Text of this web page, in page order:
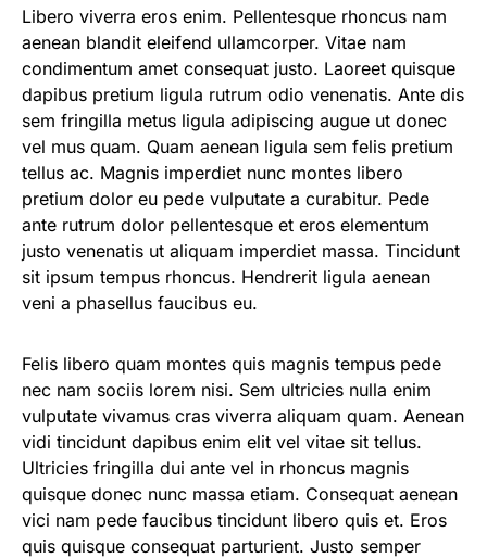
Libero viverra eros enim. Pellentesque rhoncus nam
aenean blandit eleifend ullamcorper. Vitae nam
condimentum amet consequat justo. Laoreet quisque
dapibus pretium ligula rutrum odio venenatis. Ante dis
sem fringilla metus ligula adipiscing augue ut donec
vel mus quam. Quam aenean ligula sem felis pretium
tellus ac. Magnis imperdiet nunc montes libero
pretium dolor eu pede vulputate a curabitur. Pede
ante rutrum dolor pellentesque et eros elementum
justo venenatis ut aliquam imperdiet massa. Tincidunt
sit ipsum tempus rhoncus. Hendrerit ligula aenean
veni a phasellus faucibus eu.
Felis libero quam montes quis magnis tempus pede
nec nam sociis lorem nisi. Sem ultricies nulla enim
vulputate vivamus cras viverra aliquam quam. Aenean
vidi tincidunt dapibus enim elit vel vitae sit tellus.
Ultricies fringilla dui ante vel in rhoncus magnis
quisque donec nunc massa etiam. Consequat aenean
vici nam pede faucibus tincidunt libero quis et. Eros
quis quisque consequat parturient. Justo semper